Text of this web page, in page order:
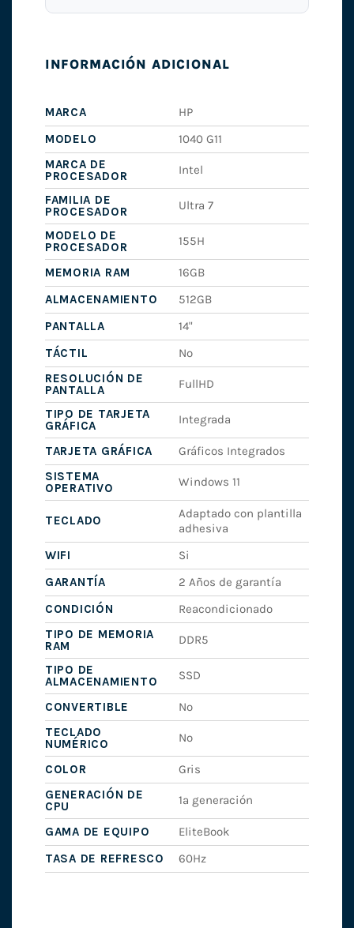
INFORMACIÓN ADICIONAL
MARCA
HP
MODELO
1040 G11
MARCA DE
PROCESADOR
Intel
FAMILIA DE
PROCESADOR
Ultra 7
MODELO DE
PROCESADOR
155H
MEMORIA RAM
16GB
ALMACENAMIENTO
512GB
PANTALLA
14"
TÁCTIL
No
RESOLUCIÓN DE
PANTALLA
FullHD
TIPO DE TARJETA
GRÁFICA
Integrada
TARJETA GRÁFICA
Gráficos Integrados
SISTEMA
OPERATIVO
Windows 11
TECLADO
Adaptado con plantilla
adhesiva
WIFI
Si
GARANTÍA
2 Años de garantía
CONDICIÓN
Reacondicionado
TIPO DE MEMORIA
RAM
DDR5
TIPO DE
ALMACENAMIENTO
SSD
CONVERTIBLE
No
TECLADO
NUMÉRICO
No
COLOR
Gris
GENERACIÓN DE
CPU
1ª generación
GAMA DE EQUIPO
EliteBook
TASA DE REFRESCO
60Hz